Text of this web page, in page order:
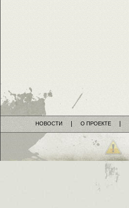
НОВОСТИ О ПРОЕКТЕ